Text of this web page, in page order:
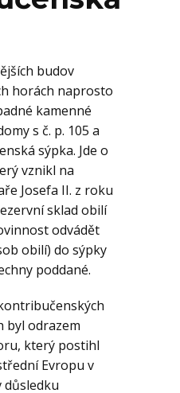
budov
horách naprosto
kamenné
s č. p. 105 a
sýpka. Jde o
vznikl na
Josefa II. z roku
sklad obilí
odvádět
obilí) do sýpky
poddané.
byl odrazem
který postihl
Evropu v
důsledku